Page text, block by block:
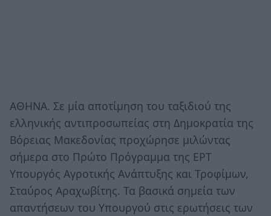
ΑΘΗΝΑ. Σε μία αποτίμηση του ταξιδιού της
ελληνικής αντιπροσωπείας στη Δημοκρατία της
Βόρειας Μακεδονίας προχώρησε μιλώντας
σήμερα στο Πρώτο Πρόγραμμα της ΕΡΤ
Υπουργός Αγροτικής Ανάπτυξης και Τροφίμων,
Σταύρος Αραχωβίτης. Τα βασικά σημεία των
απαντήσεων του Υπουργού στις ερωτήσεις των